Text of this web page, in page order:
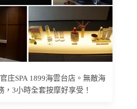
庄SPA 1899海雲台店。無敵海
，3小時全套按摩好享受！